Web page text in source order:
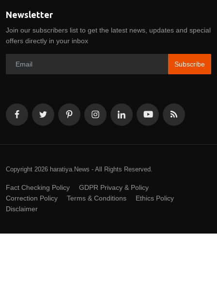
Newsletter
Join our subscribers list to get the latest news, updates and special
offers directly in your inbox
Subscribe
Copyright 2026 haratiya.News - All Rights Reserved.
Fact Checking Policy
GDPR Privacy & Policy
Correction Policy
Terms & Conditions
Ethics Policy
Disclaimer